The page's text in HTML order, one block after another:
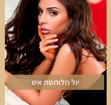
יול הלוהטת אש